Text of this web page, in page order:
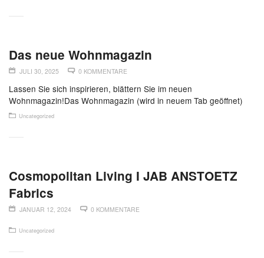
Das neue Wohnmagazin
JULI 30, 2025 0 KOMMENTARE
Lassen Sie sich inspirieren, blättern Sie im neuen
Wohnmagazin!Das Wohnmagazin (wird in neuem Tab geöffnet)
Uncategorized
Cosmopolitan Living I JAB ANSTOETZ
Fabrics
JANUAR 12, 2024 0 KOMMENTARE
Uncategorized